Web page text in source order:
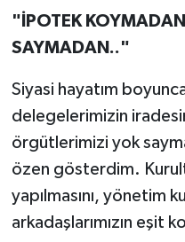
"İPOTEK
SAYMADAN.."
Siyasi hayatım
delegelerimizin
örgütlerimizi yok
özen gösterdim.
yapılmasını, yönetim
arkadaşlarımızın eşit